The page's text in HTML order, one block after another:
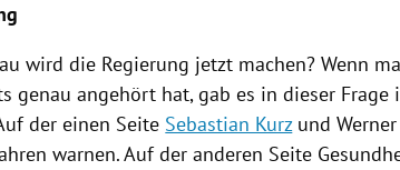
wird die Regierung jetzt machen? Wenn
genau angehört hat, gab es in dieser Frage
der einen Seite Sebastian Kurzund
warnen. Auf der anderen Seite